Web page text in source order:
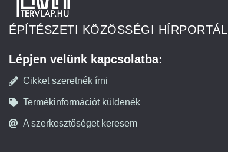
ÉPÍTÉSZETI KÖZÖSSÉGI HÍRPORTÁL
Lépjen velünk kapcsolatba:
Cikket szeretnék írni
Termékinformációt küldenék
A szerkesztőséget keresem